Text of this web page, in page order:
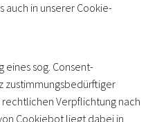
auch in unserer Cookie-
eines sog. Consent-
zustimmungsbedürftiger
Verpflichtung nach
von Cookiebot liegt dabei in